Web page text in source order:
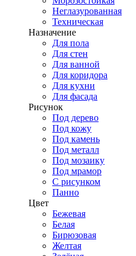
Неглазурованная
Техническая
Назначение
Для пола
Для стен
Для ванной
Для коридора
Для кухни
Для фасада
Рисунок
Под дерево
Под кожу
Под камень
Под металл
Под мозаику
Под мрамор
С рисунком
Панно
Цвет
Бежевая
Белая
Бирюзовая
Желтая